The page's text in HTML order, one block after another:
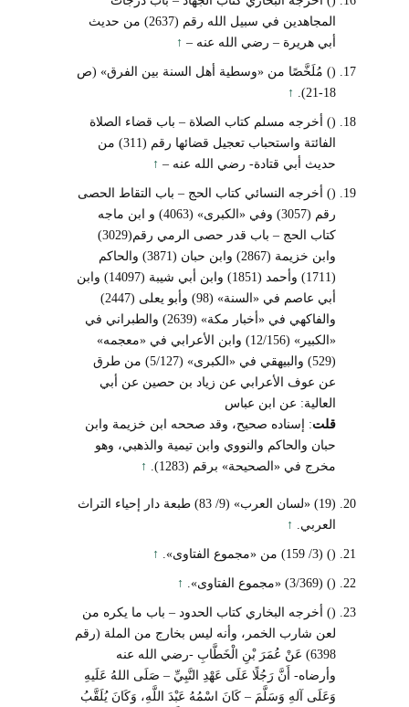
المجاهدين في سبيل الله رقم (2637) من حديث
أبي هريرة – رضي الله عنه – ↑
() مُلَخَّصًا من «وسطية أهل السنة بين الفرق» (ص
18-21).
↑
() أخرجه مسلم كتاب الصلاة – باب قضاء الصلاة
الفائتة واستحباب تعجيل قضائها رقم (311) من
حديث أبي قتادة- رضي الله عنه – ↑
() أخرجه النسائي كتاب الحج – باب التقاط الحصى
رقم (3057) وفي «الكبرى» (4063) و ابن ماجه
كتاب الحج – باب قدر حصى الرمي رقم(3029)
وابن خزيمة (2867) وابن حبان (3871) والحاكم
(1711) وأحمد (1851) وابن أبي شيبة (14097) وابن
أبي عاصم في «السنة» (98) وأبو يعلى (2447)
والفاكهي في «أخبار مكة» (2639) والطبراني في
«الكبير» (12/156) وابن الأعرابي في «معجمه»
(529) والبيهقي في «الكبرى» (5/127) من طرق
عن عوف الأعرابي عن زياد بن حصين عن أبي
العالية: عن ابن عباس
قلت: إسناده صحيح، وقد صححه ابن خزيمة وابن
حبان والحاكم والنووي وابن تيمية والذهبي، وهو
مخرج في «الصحيحة» برقم (1283).
↑
(19) «لسان العرب» (9/ 83) طبعة دار إحياء التراث
العربي. ↑
() (3/ 159) من «مجموع الفتاوى».
↑
() (3/369) «مجموع الفتاوى».
↑
() أخرجه البخاري كتاب الحدود – باب ما يكره من
لعن شارب الخمر، وأنه ليس بخارج من الملة (رقم
6398) عَنْ عُمَرَ بْنِ الْخَطَّابِ -رضي الله عنه
وأرضاه- أَنَّ رَجُلًا عَلَى عَهْدِ النَّبِيِّ – صَلَى اللهُ عَلَيهِ
وَعَلَى آلهِ وَسَلَّمَ – كَانَ اسْمُهُ عَبْدَ اللَّهِ، وَكَانَ يُلَقَّبُ